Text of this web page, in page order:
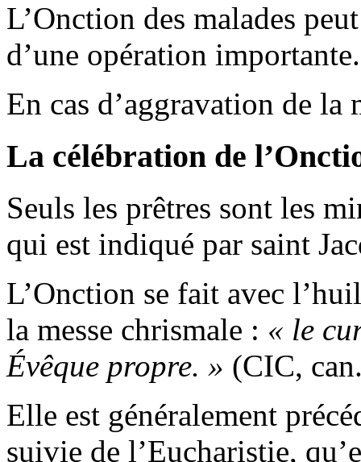
L’Onction des malades
d’une opération importante.
En cas d’aggravation de la
La célébration de
Seuls les prêtres sont les
qui est indiqué par saint
L’Onction se fait avec
la messe chrismale : « le
Évêque propre. » (CIC,
Elle est généralement
suivie de l’Eucharistie,